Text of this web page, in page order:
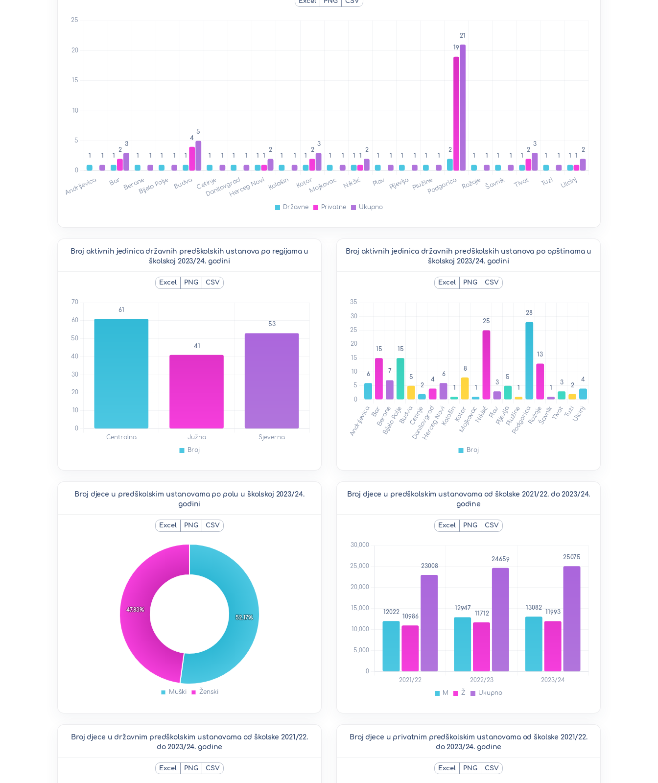
Broj aktivnih jedinica državnih predškolskih ustanova po regijama u
školskoj 2023/24. godini
Excel PNG CSV
Broj aktivnih jedinica državnih predškolskih ustanova po opštinama u
školskoj 2023/24. godini
Excel PNG CSV
Broj djece u predškolskim ustanovama po polu u školskoj 2023/24.
godini
Excel PNG CSV
Broj djece u predškolskim ustanovama od školske 2021/22. do 2023/24.
godine
Excel PNG CSV
Broj djece u državnim predškolskim ustanovama od školske 2021/22.
do 2023/24. godine
Excel PNG CSV
Broj djece u privatnim predškolskim ustanovama od školske 2021/22.
do 2023/24. godine
Excel PNG CSV